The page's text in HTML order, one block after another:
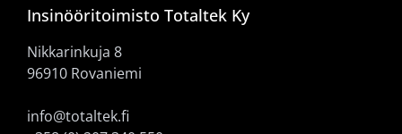
Insinööritoimisto Totaltek Ky
Nikkarinkuja 8
96910 Rovaniemi
info@totaltek.fi